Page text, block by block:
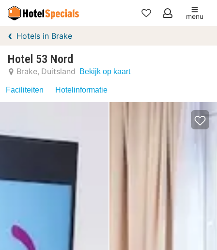
Mijn
menu
Hotels in Brake
Hotel 53 Nord
Brake Duitsland Bekijk op kaart
Faciliteiten Hotelinformatie